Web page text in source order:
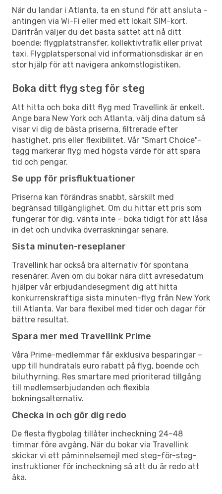
När du landar i Atlanta, ta en stund för att ansluta –
antingen via Wi-Fi eller med ett lokalt SIM-kort.
Därifrån väljer du det bästa sättet att nå ditt
boende: flygplatstransfer, kollektivtrafik eller privat
taxi. Flygplatspersonal vid informationsdiskar är en
stor hjälp för att navigera ankomstlogistiken.
Boka ditt flyg steg för steg
Att hitta och boka ditt flyg med Travellink är enkelt.
Ange bara New York och Atlanta, välj dina datum så
visar vi dig de bästa priserna, filtrerade efter
hastighet, pris eller flexibilitet. Vår "Smart Choice"-
tagg markerar flyg med högsta värde för att spara
tid och pengar.
Se upp för prisfluktuationer
Priserna kan förändras snabbt, särskilt med
begränsad tillgänglighet. Om du hittar ett pris som
fungerar för dig, vänta inte – boka tidigt för att låsa
in det och undvika överraskningar senare.
Sista minuten-reseplaner
Travellink har också bra alternativ för spontana
resenärer. Även om du bokar nära ditt avresedatum
hjälper vår erbjudandesegment dig att hitta
konkurrenskraftiga sista minuten-flyg från New York
till Atlanta. Var bara flexibel med tider och dagar för
bättre resultat.
Spara mer med Travellink Prime
Våra Prime-medlemmar får exklusiva besparingar –
upp till hundratals euro rabatt på flyg, boende och
biluthyrning. Res smartare med prioriterad tillgång
till medlemserbjudanden och flexibla
bokningsalternativ.
Checka in och gör dig redo
De flesta flygbolag tillåter incheckning 24–48
timmar före avgång. När du bokar via Travellink
skickar vi ett påminnelsemejl med steg-för-steg-
instruktioner för incheckning så att du är redo att
åka.